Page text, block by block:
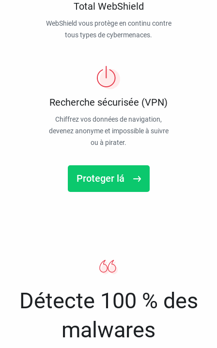
Total WebShield
WebShield vous protège en continu contre
tous types de cybermenaces.
Recherche sécurisée (VPN)
Chiffrez vos données de navigation,
devenez anonyme et impossible à suivre
ou à pirater.
Proteger lá
Détecte 100 % des
malwares